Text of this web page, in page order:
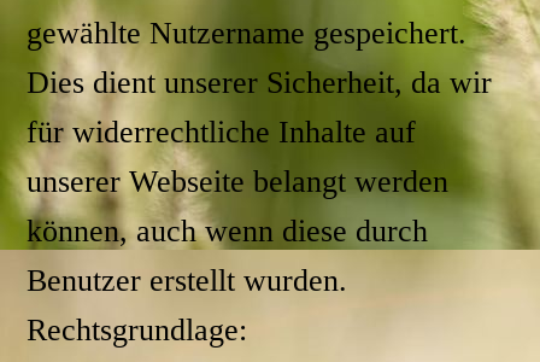
gewählte Nutzername gespeichert.
Dies dient unserer Sicherheit, da wir
für widerrechtliche Inhalte auf
unserer Webseite belangt werden
können, auch wenn diese durch
Benutzer erstellt wurden.
Rechtsgrundlage: